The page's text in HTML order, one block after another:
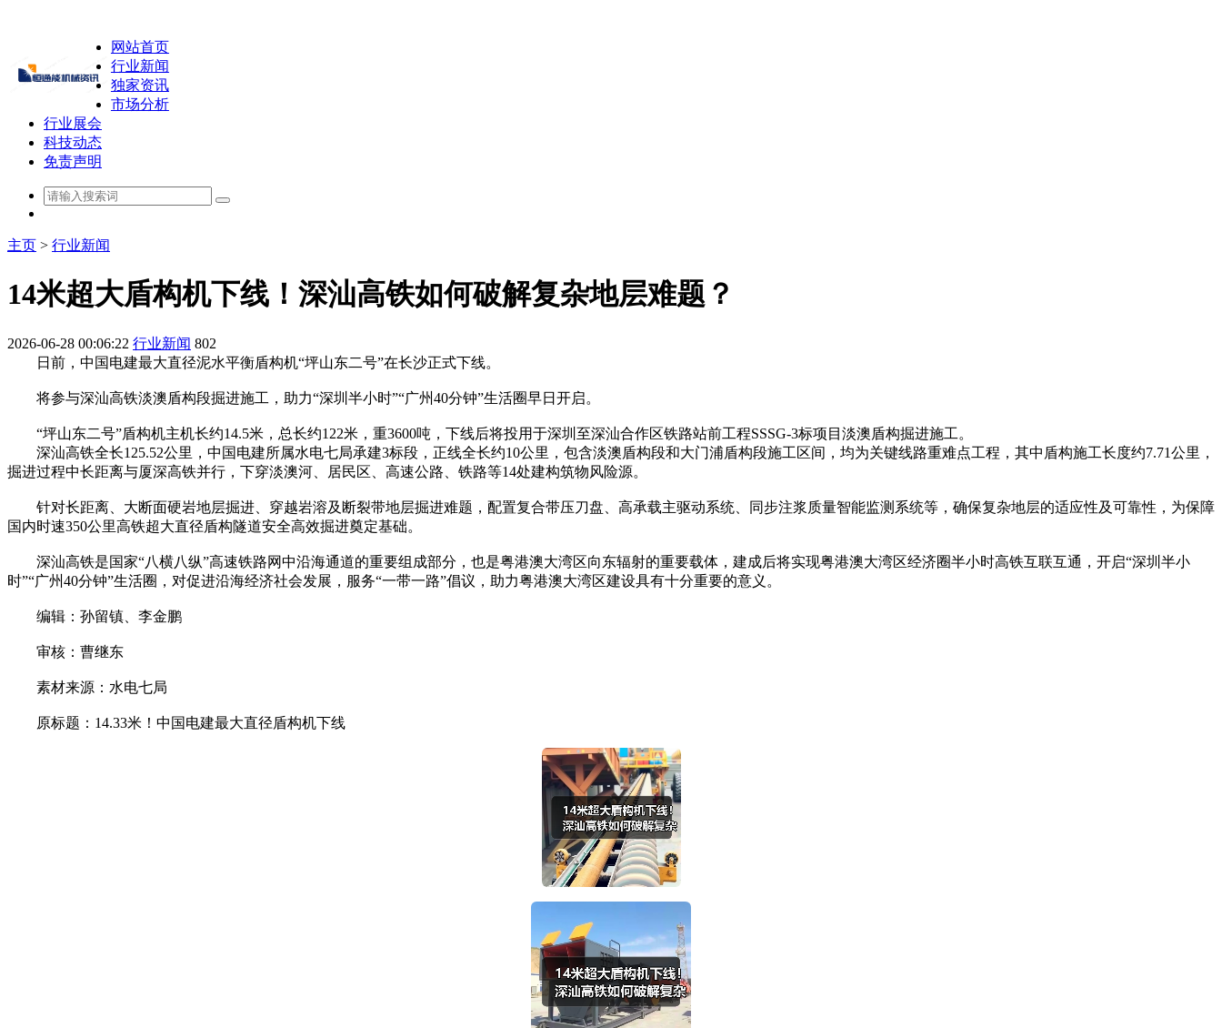
网站首页
行业新闻
独家资讯
市场分析
行业展会
科技动态
免责声明
主页 > 行业新闻
14米超大盾构机下线！深汕高铁如何破解复杂地层难题？
2026-06-28 00:06:22 行业新闻 802
日前，中国电建最大直径泥水平衡盾构机“坪山东二号”在长沙正式下线。
将参与深汕高铁淡澳盾构段掘进施工，助力“深圳半小时”“广州40分钟”生活圈早日开启。
“坪山东二号”盾构机主机长约14.5米，总长约122米，重3600吨，下线后将投用于深圳至深汕合作区铁路站前工程SSSG-3标项目淡澳盾构掘进施工。
深汕高铁全长125.52公里，中国电建所属水电七局承建3标段，正线全长约10公里，包含淡澳盾构段和大门浦盾构段施工区间，均为关键线路重难点工程，其中盾构施工长度约7.71公里，
掘进过程中长距离与厦深高铁并行，下穿淡澳河、居民区、高速公路、铁路等14处建构筑物风险源。
针对长距离、大断面硬岩地层掘进、穿越岩溶及断裂带地层掘进难题，配置复合带压刀盘、高承载主驱动系统、同步注浆质量智能监测系统等，确保复杂地层的适应性及可靠性，为保障
国内时速350公里高铁超大直径盾构隧道安全高效掘进奠定基础。
深汕高铁是国家“八横八纵”高速铁路网中沿海通道的重要组成部分，也是粤港澳大湾区向东辐射的重要载体，建成后将实现粤港澳大湾区经济圈半小时高铁互联互通，开启“深圳半小
时”“广州40分钟”生活圈，对促进沿海经济社会发展，服务“一带一路”倡议，助力粤港澳大湾区建设具有十分重要的意义。
编辑：孙留镇、李金鹏
审核：曹继东
素材来源：水电七局
原标题：14.33米！中国电建最大直径盾构机下线